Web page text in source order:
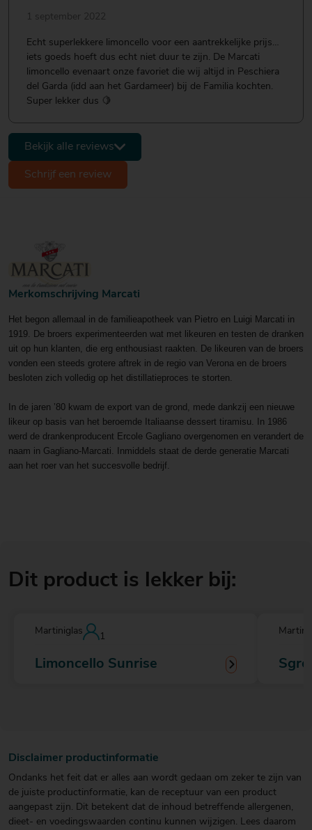
1 september 2022
Echt superlekkere limoncello voor een aantrekkelijke prijs…
iets goeds hoeft dus echt niet duur te zijn. De Marcati
limoncello evenaart onze favoriet die wij altijd in Peschiera
del Garda (idd aan het Gardameer) bij de Familia kochten.
Super lekker dus 🍋
Schrijf een review
Bekijk alle reviews
Merkomschrijving Marcati
Het begon allemaal in de familieapotheek van Pietro en Luigi Marcati in
1919. De broers experimenteerden wat met likeuren en testen de dranken
uit op hun klanten, die erg enthousiast raakten. De likeuren van de broers
vonden een steeds grotere aftrek in de regio van Verona en de broers
besloten zich volledig op het distillatieproces te storten.
In de jaren ’80 kwam de export van de grond, mede dankzij een nieuwe
likeur op basis van het beroemde Italiaanse dessert tiramisu. In 1986
werd de drankenproducent Ercole Gagliano overgenomen en verandert de
naam in Gagliano-Marcati. Inmiddels staat de derde generatie Marcati
aan het roer van het succesvolle bedrijf.
Dit product is lekker bij:
Martiniglas
1
Limoncello Sunrise
Disclaimer productinformatie
Ondanks het feit dat er alles aan wordt gedaan om zeker te zijn van
de juiste productinformatie, kan de receptuur van een product
aangepast zijn. Dit betekent dat de inhoud betreffende allergenen,
dieet- en voedingswaarden continu kunnen wijzigen. Lees daarom